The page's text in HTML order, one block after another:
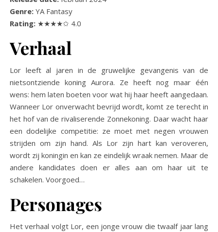
Genre: YA Fantasy
Rating: ★★★★✩ 4.0
Verhaal
Lor leeft al jaren in de gruwelijke gevangenis van de
nietsontziende koning Aurora. Ze heeft nog maar één
wens: hem laten boeten voor wat hij haar heeft aangedaan.
Wanneer Lor onverwacht bevrijd wordt, komt ze terecht in
het hof van de rivaliserende Zonnekoning. Daar wacht haar
een dodelijke competitie: ze moet met negen vrouwen
strijden om zijn hand. Als Lor zijn hart kan veroveren,
wordt zij koningin en kan ze eindelijk wraak nemen. Maar de
andere kandidates doen er alles aan om haar uit te
schakelen. Voorgoed…
Personages
Het verhaal volgt Lor, een jonge vrouw die twaalf jaar lang